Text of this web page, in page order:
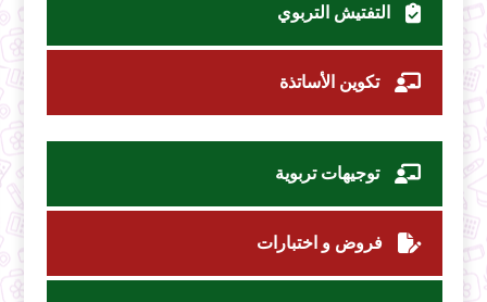
التفتيش التربوي
تكوين الأساتذة
توجيهات تربوية
فروض و اختبارات